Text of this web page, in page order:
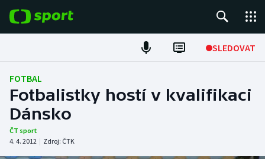
SLEDOVAT
Fotbal
Hokej
Tenis
FOTBAL
Fotbalistky hostí v kvalifikaci
Dánsko
ČT sport
4. 4. 2012 | Zdroj: ČTK